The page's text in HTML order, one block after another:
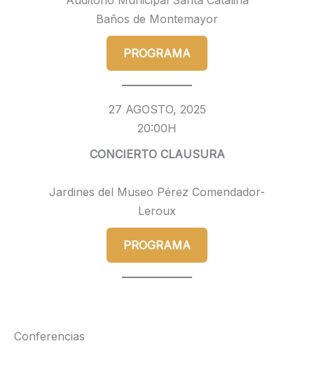
Baños de Montemayor
PROGRAMA
27 AGOSTO, 2025
20:00H
CONCIERTO CLAUSURA
Jardines del Museo Pérez Comendador-
Leroux
PROGRAMA
Conferencias